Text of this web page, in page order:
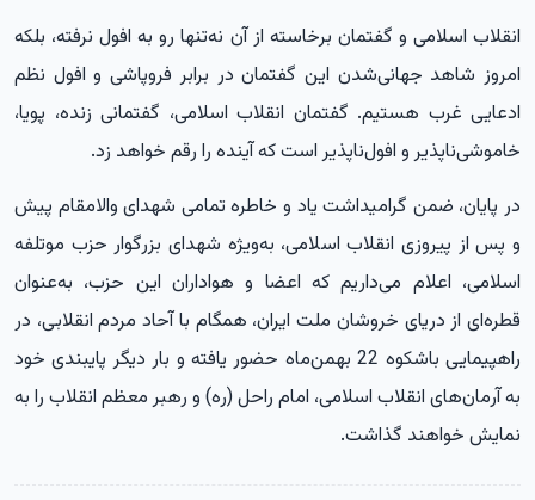
انقلاب اسلامی و گفتمان برخاسته از آن نه‌تنها رو به افول نرفته، بلکه
امروز شاهد جهانی‌شدن این گفتمان در برابر فروپاشی و افول نظم
ادعایی غرب هستیم. گفتمان انقلاب اسلامی، گفتمانی زنده، پویا،
خاموشی‌ناپذیر و افول‌ناپذیر است که آینده را رقم خواهد زد.
در پایان، ضمن گرامیداشت یاد و خاطره تمامی شهدای والامقام پیش
و پس از پیروزی انقلاب اسلامی، به‌ویژه شهدای بزرگوار حزب موتلفه
اسلامی، اعلام می‌داریم که اعضا و هواداران این حزب، به‌عنوان
قطره‌ای از دریای خروشان ملت ایران، همگام با آحاد مردم انقلابی، در
راهپیمایی باشکوه 22 بهمن‌ماه حضور یافته و بار دیگر پایبندی خود
به آرمان‌های انقلاب اسلامی، امام راحل (ره) و رهبر معظم انقلاب را به
نمایش خواهند گذاشت.